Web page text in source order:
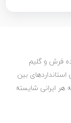
فرش و گلیم
بین
هر ایرانی شایسته
فرش ماشینی و گلیم